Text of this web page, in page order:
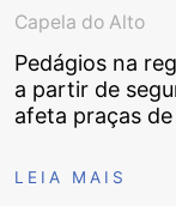
Capela do Alto
Pedágios na
a partir de
afeta praças
LEIA MAIS